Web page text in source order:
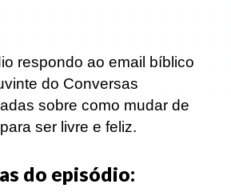
respondo ao email bíblico
do Conversas
sobre como mudar de
ser livre e feliz.
do episódio: